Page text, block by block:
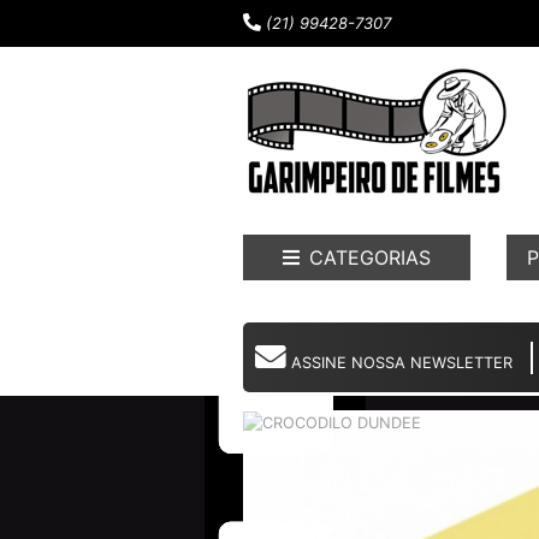
(21) 99428-7307
CATEGORIAS
ASSINE NOSSA NEWSLETTER